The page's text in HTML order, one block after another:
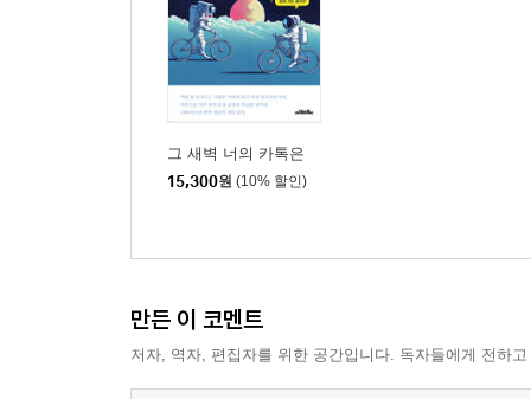
그 새벽 너의 카톡은
15,300원 (10% 할인)
만든 이 코멘트
저자, 역자, 편집자를 위한 공간입니다. 독자들에게 전하